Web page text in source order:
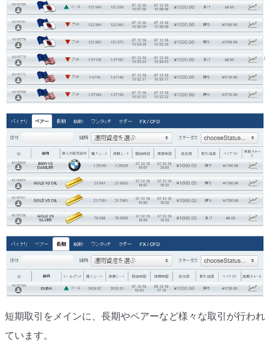
短期取引をメインに、長期やペアーなど様々な取引が行われ
ています。